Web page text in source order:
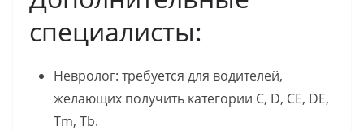
специалисты:
Невролог: требуется для водителей,
желающих получить категории C, D, CE, DE,
Tm, Tb.